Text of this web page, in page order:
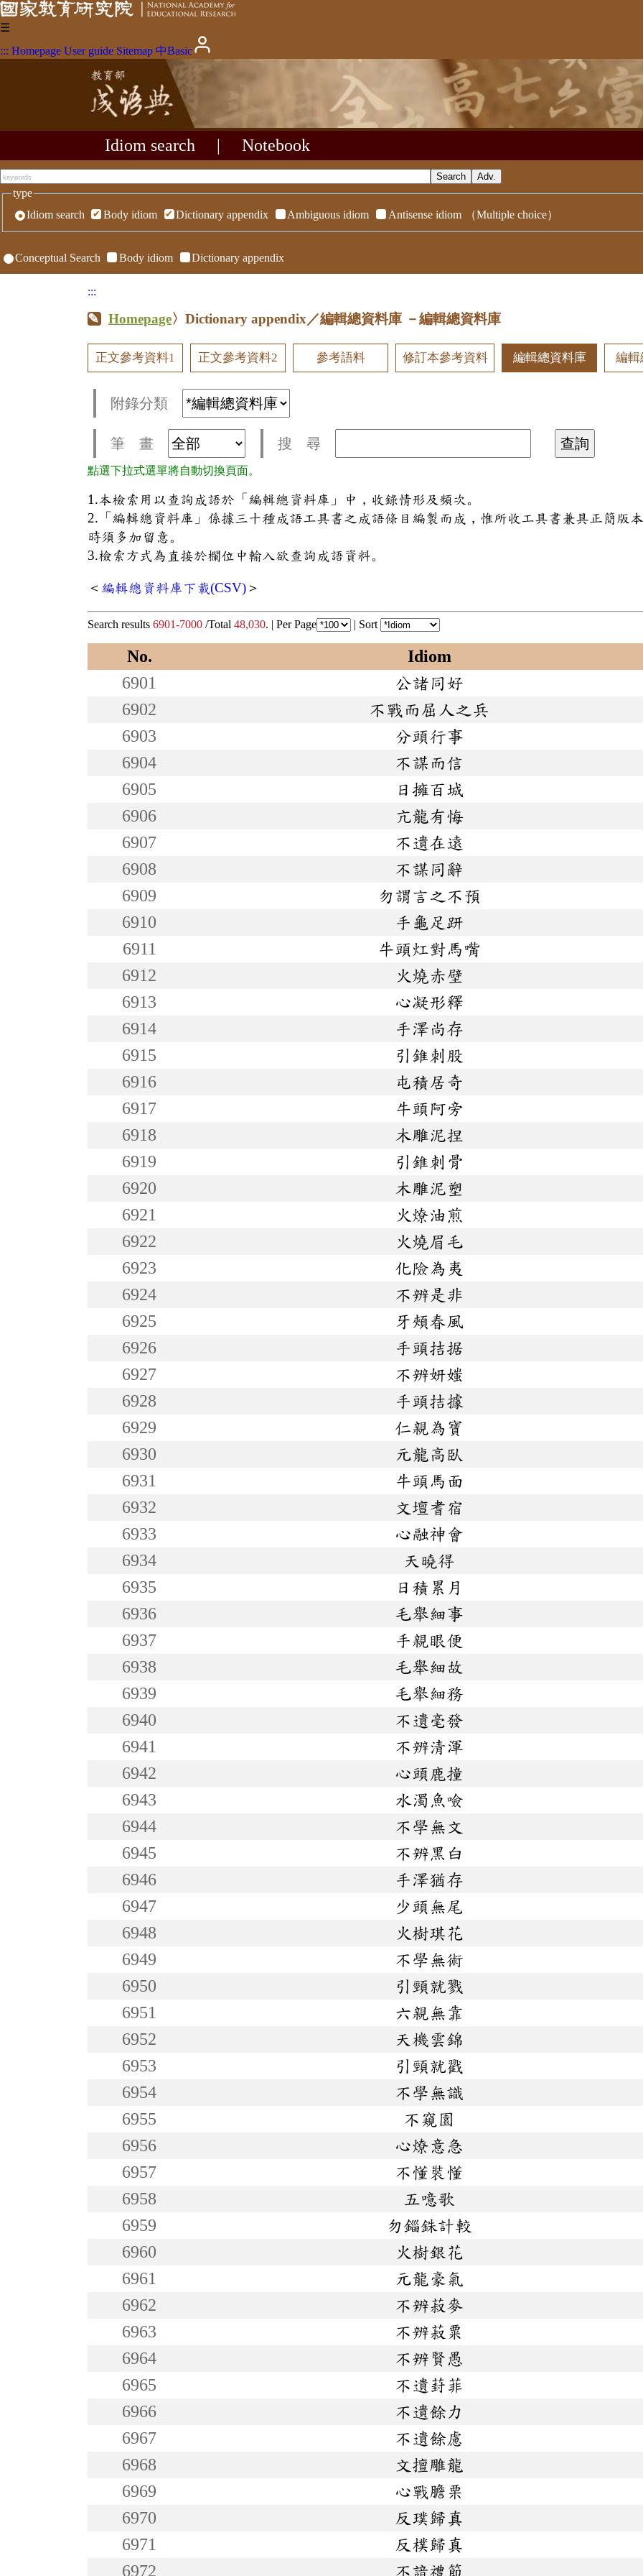
☰
::: Homepage User guide Sitemap 中Basic
Idiom search Notebook
type
Idiom search
Body idiom Dictionary appendix Ambiguous idiom Antisense idiom （Multiple choice）
Conceptual Search Body idiom Dictionary appendix
:::
Homepage〉Dictionary appendix／編輯總資料庫 －編輯總資料庫
正文參考資料1 正文參考資料2 參考語料 修訂本參考資料 編輯總資料庫 編輯
附錄分類
筆 畫 搜 尋
點選下拉式選單將自動切換頁面。
1.本檢索用以查詢成語於「編輯總資料庫」中，收錄情形及頻次。
2.「編輯總資料庫」係據三十種成語工具書之成語條目編製而成，惟所收工具書兼具正簡版
時須多加留意。
3.檢索方式為直接於欄位中輸入欲查詢成語資料。
＜ 編輯總資料庫下載(CSV)＞
Search results 6901-7000 /Total 48,030. | Per Page | Sort
No. Idiom
6901
公諸同好
6902
不戰而屈人之兵
6903
分頭行事
6904
不謀而信
6905
日擁百城
6906
亢龍有悔
6907
不遺在遠
6908
不謀同辭
6909
勿謂言之不預
6910
手龜足趼
6911
牛頭灴對馬嘴
6912
火燒赤壁
6913
心凝形釋
6914
手澤尚存
6915
引錐刺股
6916
屯積居奇
6917
牛頭阿旁
6918
木雕泥捏
6919
引錐刺骨
6920
木雕泥塑
6921
火燎油煎
6922
火燒眉毛
6923
化險為夷
6924
不辨是非
6925
牙頰春風
6926
手頭拮据
6927
不辨妍媸
6928
手頭拮據
6929
仁親為寶
6930
元龍高臥
6931
牛頭馬面
6932
文壇耆宿
6933
心融神會
6934
天曉得
6935
日積累月
6936
毛舉細事
6937
手親眼便
6938
毛舉細故
6939
毛舉細務
6940
不遺毫發
6941
不辨清渾
6942
心頭鹿撞
6943
水濁魚噞
6944
不學無文
6945
不辨黑白
6946
手澤猶存
6947
少頭無尾
6948
火樹琪花
6949
不學無術
6950
引頸就戮
6951
六親無靠
6952
天機雲錦
6953
引頸就戳
6954
不學無識
6955
不窺園
6956
心燎意急
6957
不懂裝懂
6958
五噫歌
6959
勿錙銖計較
6960
火樹銀花
6961
元龍豪氣
6962
不辨菽麥
6963
不辨菽粟
6964
不辨賢愚
6965
不遺葑菲
6966
不遺餘力
6967
不遺餘慮
6968
文擅雕龍
6969
心戰膽栗
6970
反璞歸真
6971
反樸歸真
6972
不諳禮節